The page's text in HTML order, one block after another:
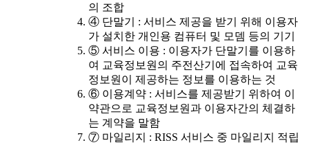
의 조합
④ 단말기 : 서비스 제공을 받기 위해 이용자
가 설치한 개인용 컴퓨터 및 모뎀 등의 기기
⑤ 서비스 이용 : 이용자가 단말기를 이용하
여 교육정보원의 주전산기에 접속하여 교육
정보원이 제공하는 정보를 이용하는 것
⑥ 이용계약 : 서비스를 제공받기 위하여 이
약관으로 교육정보원과 이용자간의 체결하
는 계약을 말함
⑦ 마일리지 : RISS 서비스 중 마일리지 적립